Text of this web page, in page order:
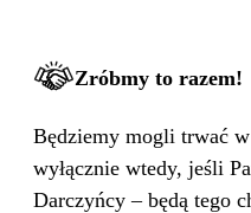
Zróbmy to razem!
Będziemy mogli trwać
wyłącznie wtedy, jeśli
Darczyńcy – będą tego